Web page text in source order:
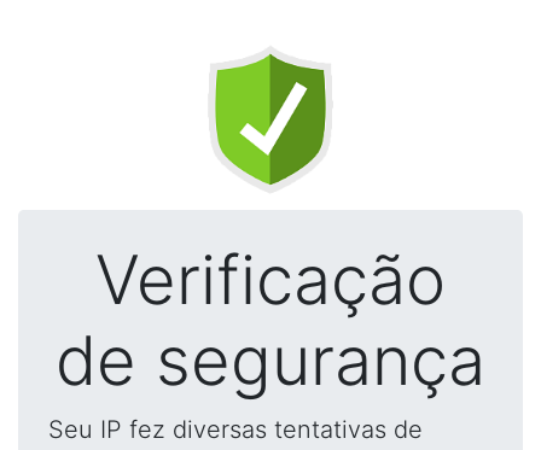
Verificação
de segurança
Seu IP fez diversas tentativas de